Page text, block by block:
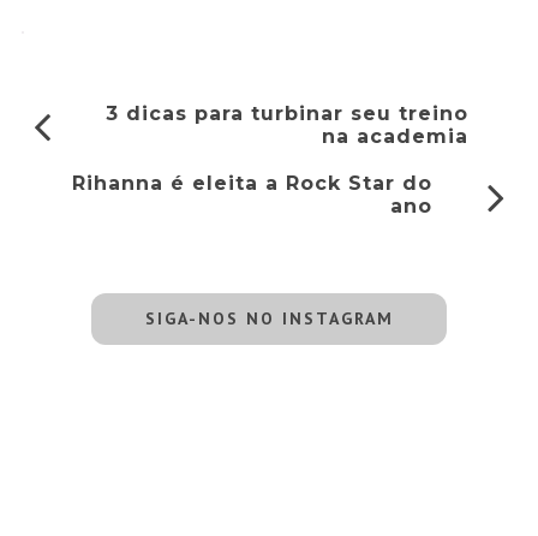
3 dicas para turbinar seu treino
na academia
Rihanna é eleita a Rock Star do
ano
SIGA-NOS NO INSTAGRAM